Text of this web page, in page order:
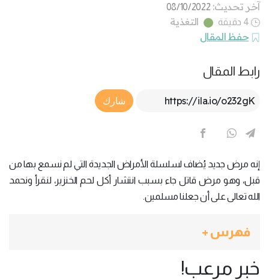
آخر تحديث: 08/10/2022
4 دقيقة
التغذية
حفظ المقال
رابط المقال
Article Link
شارك
إنه مرض جديد يُضاف لسلسلة الأمراض الجديدة التي لم نسمع بها من
قبل، وهو مرض قاتل جاء بسبب انتشار أكل لحم الخنزير، لنقرأ ونحمد
الله تعالى على أن جعلنا مسلمين.
فهرس +
خبر مرعب!